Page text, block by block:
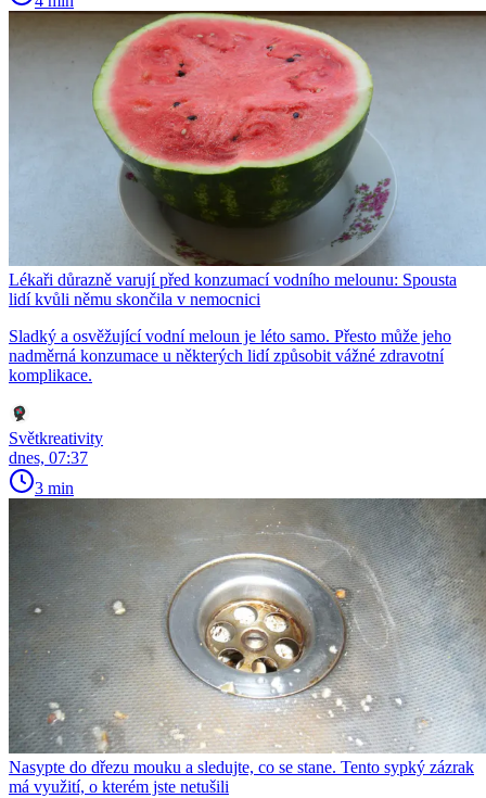
Lékaři důrazně varují před konzumací vodního melounu: Spousta
lidí kvůli němu skončila v nemocnici
Sladký a osvěžující vodní meloun je léto samo. Přesto může jeho
nadměrná konzumace u některých lidí způsobit vážné zdravotní
komplikace.
Světkreativity
dnes, 07:37
3 min
Nasypte do dřezu mouku a sledujte, co se stane. Tento sypký zázrak
má využití, o kterém jste netušili